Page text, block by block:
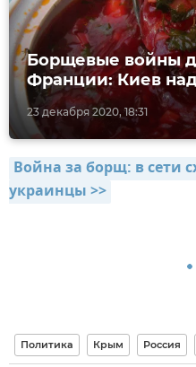
23 декабря 2020, 18:31
Борщевые войны
Франции: Киев
Война за борщ: в сети
украинцы >>
Политика Крым Россия